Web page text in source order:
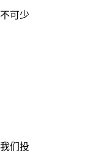
可少
们投